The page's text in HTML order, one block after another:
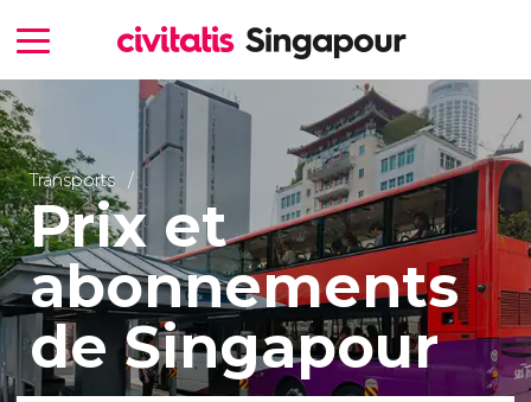
Transports
Prix et
abonnements
de Singapour